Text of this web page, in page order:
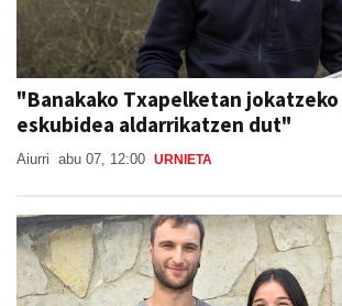
"Banakako Txapelketan
eskubidea aldarrikatzen dut"
Aiurri abu 07, 12:00 URNIETA